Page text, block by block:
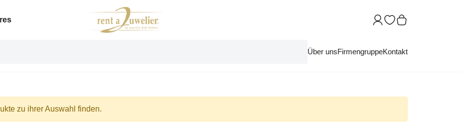
Über unsFirmengruppeKontakt
zu ihrer Auswahl finden.